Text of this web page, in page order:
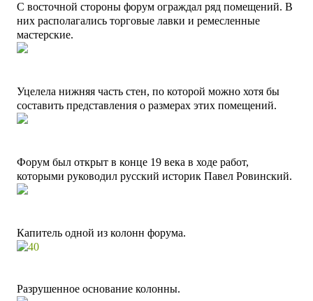
С восточной стороны форум ограждал ряд помещений. В
них располагались торговые лавки и ремесленные
мастерские.
Уцелела нижняя часть стен, по которой можно хотя бы
составить представления о размерах этих помещений.
Форум был открыт в конце 19 века в ходе работ,
которыми руководил русский историк Павел Ровинский.
Капитель одной из колонн форума.
Разрушенное основание колонны.